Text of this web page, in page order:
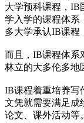
大学预科课程，IB
学入学的课程体系
多大学承认IB课程
而且，IB课程体系
林立的大多伦多地
IB课程着重培养写
文凭就需要满足成
论文、课外活动等